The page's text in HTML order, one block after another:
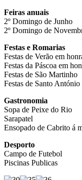
Feiras anuais
2º Domingo de Junho
2º Domingo de
Festas e Romarias
Festas de Verão em
Festas da Páscoa em
Festas de São Martinho
Festas de Santo António
Gastronomia
Sopa de Peixe do Rio
Sarapatel
Ensopado de Cabrito á
Desporto
Campo de Futebol
Piscinas Publicas